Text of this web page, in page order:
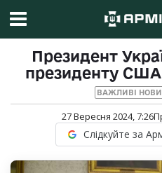
Президент
президенту
ВАЖЛИВІ
27 Вересня 2024, 7:26
Слідкуйте за